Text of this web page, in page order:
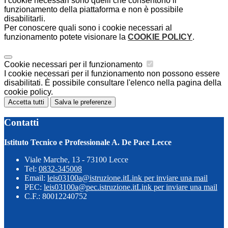
funzionamento della piattaforma e non è possibile
disabilitarli.
Per conoscere quali sono i cookie necessari al
funzionamento potete visionare la COOKIE POLICY.
Cookie necessari per il funzionamento
I cookie necessari per il funzionamento non possono essere
disabilitati. È possibile consultare l'elenco nella pagina della
cookie policy.
Accetta tutti Salva le preferenze
Contatti
Istituto Tecnico e Professionale A. De Pace Lecce
Viale Marche, 13 - 73100 Lecce
Tel: 0832-345008
Email: leis03100a@istruzione.itLink per inviare una mail
PEC: leis03100a@pec.istruzione.itLink per inviare una mail
C.F.: 80012240752